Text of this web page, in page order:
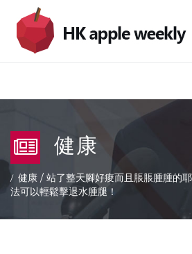
健康
健康 / 站了整天腳好痠而且脹脹腫腫的
法可以輕鬆擊退水腫腿！